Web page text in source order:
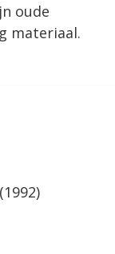
oude
materiaal.